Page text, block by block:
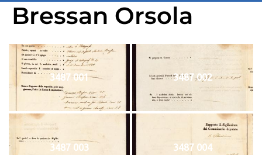
Bressan Orsola
3487 001 3487 002
3487 003 3487 004